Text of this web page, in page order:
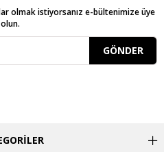
olmak istiyorsanız e-bültenimize üye
olun.
GÖNDER